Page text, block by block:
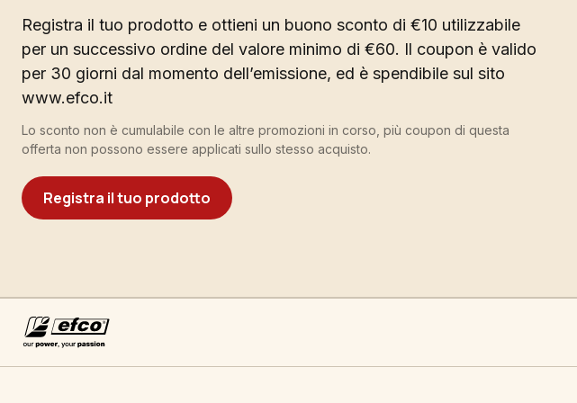
Registra il tuo prodotto e ottieni un buono sconto di €10 utilizzabile
per un successivo ordine del valore minimo di €60. Il coupon è valido
per 30 giorni dal momento dell’emissione, ed è spendibile sul sito
www.efco.it
Lo sconto non è cumulabile con le altre promozioni in corso, più coupon di questa
offerta non possono essere applicati sullo stesso acquisto.
Registra il tuo prodotto